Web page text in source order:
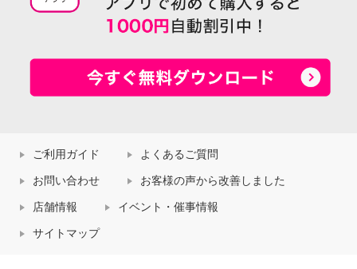
ご利用ガイド よくあるご質問
お問い合わせ お客様の声から改善しました
店舗情報 イベント・催事情報
サイトマップ